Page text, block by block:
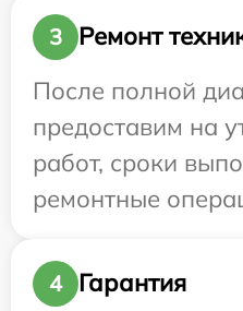
3
Ремонт
После полной
предоставим на
работ, сроки
ремонтные
4 Гарантия